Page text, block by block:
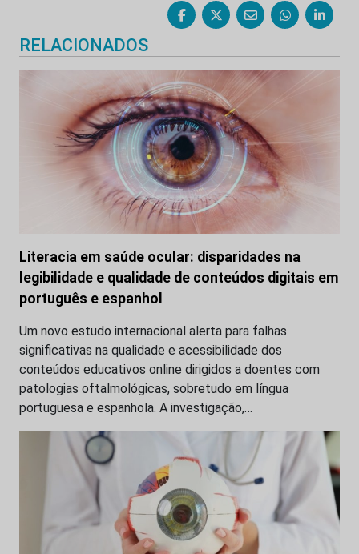
RELACIONADOS
Literacia em saúde ocular: disparidades na
legibilidade e qualidade de conteúdos digitais em
português e espanhol
Um novo estudo internacional alerta para falhas
significativas na qualidade e acessibilidade dos
conteúdos educativos online dirigidos a doentes com
patologias oftalmológicas, sobretudo em língua
portuguesa e espanhola. A investigação,…